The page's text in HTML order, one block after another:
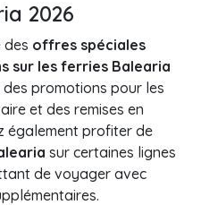
2026
des offres spéciales
sur les ferries Balearia
promotions pour les
et des remises en
également profiter de
sur certaines lignes
de voyager avec